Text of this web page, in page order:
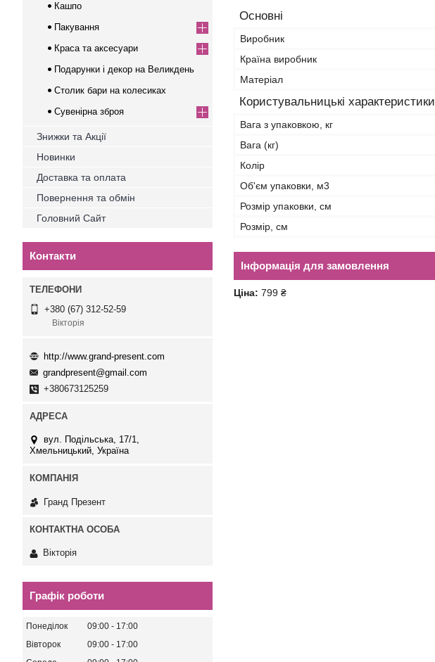
Основні
Виробник
Країна виробник
Матеріал
Користувальницькі характеристики
Вага з упаковкою, кг
Вага (кг)
Колір
Об'єм упаковки, м3
Розмір упаковки, см
Розмір, см
Інформація для замовлення
Ціна: 799 ₴
Кашпо
Пакування
Краса та аксесуари
Подарунки і декор на Великдень
Столик бари на колесиках
Сувенірна зброя
Знижки та Акції
Новинки
Доставка та оплата
Повернення та обмін
Головний Сайт
Контакти
+380 (67) 312-52-59
Вікторія
http://www.grand-present.com
grandpresent@gmail.com
+380673125259
вул. Подільська, 17/1,
Хмельницький, Україна
Гранд Презент
Вікторія
Графік роботи
Понеділок 09:00
17:00
Вівторок
09:00
17:00